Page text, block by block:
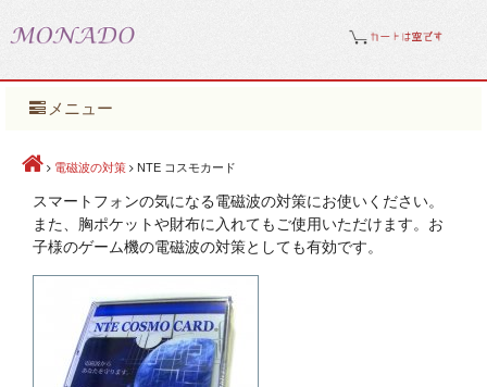
メニュー
電磁波の対策 NTE コスモカード
スマートフォンの気になる電磁波の対策にお使いください。
また、胸ポケットや財布に入れてもご使用いただけます。お
子様のゲーム機の電磁波の対策としても有効です。